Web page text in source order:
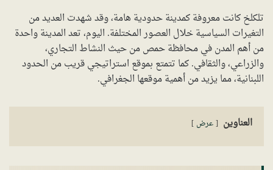
تلكلخ كانت معروفة كمدينة حدودية هامة، وقد شهدت العديد من
التغيرات السياسية خلال العصور المختلفة. اليوم، تعد المدينة واحدة
من أهم المدن في محافظة حمص من حيث النشاط التجاري،
والزراعي، والثقافي. كما تتمتع بموقع استراتيجي قريب من الحدود
اللبنانية، مما يزيد من أهمية موقعها الجغرافي.
العناوين عرض